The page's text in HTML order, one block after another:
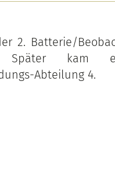
2. Batterie/
Später
Abteilung 4.